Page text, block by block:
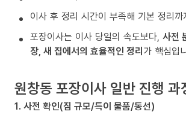
이사 후 정리 시간이 부족해 기본 정리
포장이사는 이사 당일의 속도보다, 사전
장, 새 집에서의 효율적인 정리가 핵심입
원창동 포장이사 일반 진행 과
1. 사전 확인(짐 규모/특이 물품/동선)